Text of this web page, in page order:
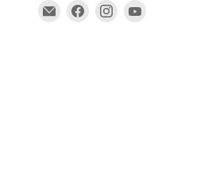
Email
TrovaciTrovaci